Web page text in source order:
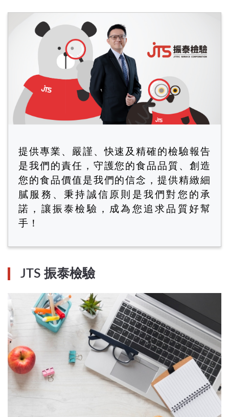
提供專業、嚴謹、快速及精確的檢驗報告
是我們的責任，守護您的食品品質、創造
您的食品價值是我們的信念，提供精緻細
膩服務、秉持誠信原則是我們對您的承
諾，讓振泰檢驗，成為您追求品質好幫
手！
JTS 振泰檢驗